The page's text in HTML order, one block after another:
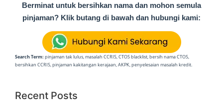
Berminat untuk bersihkan nama dan mohon semula
pinjaman? Klik butang di bawah dan hubungi kami:
Search Term: pinjaman tak lulus, masalah CCRIS, CTOS blacklist, bersih nama CTOS,
bersihkan CCRIS, pinjaman kakitangan kerajaan, AKPK, penyelesaian masalah kredit.
Recent Posts